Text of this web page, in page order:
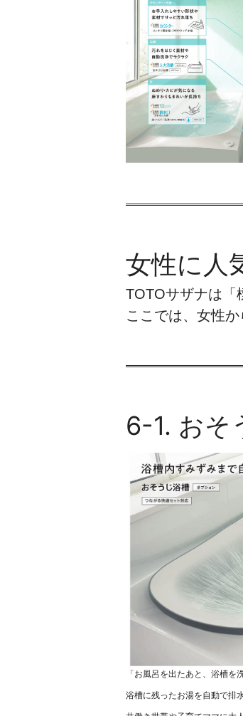
女性に人
TOTOサザナは「
ここでは、女性
6-1. おそ
「お風呂を出たあと、浴槽
浴槽に残ったお湯を自動で排